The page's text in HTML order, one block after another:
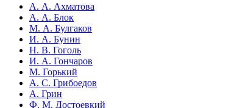
А. А. Ахматова
А. А. Блок
М. А. Булгаков
И. А. Бунин
Н. В. Гоголь
И. А. Гончаров
М. Горький
А. С. Грибоедов
А. Грин
Ф. М. Достоевкий